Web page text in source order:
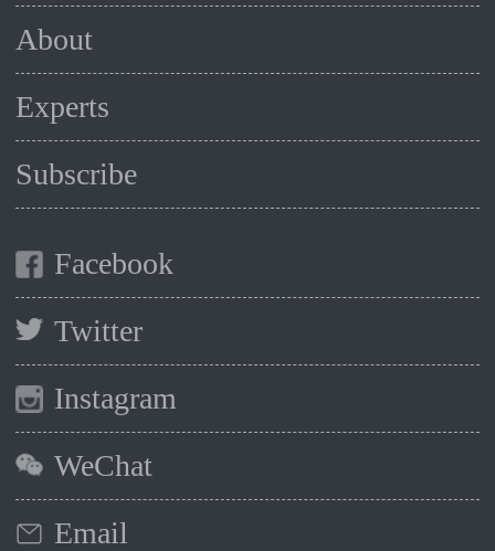
About
Experts
Subscribe
Facebook
Twitter
Instagram
WeChat
Email